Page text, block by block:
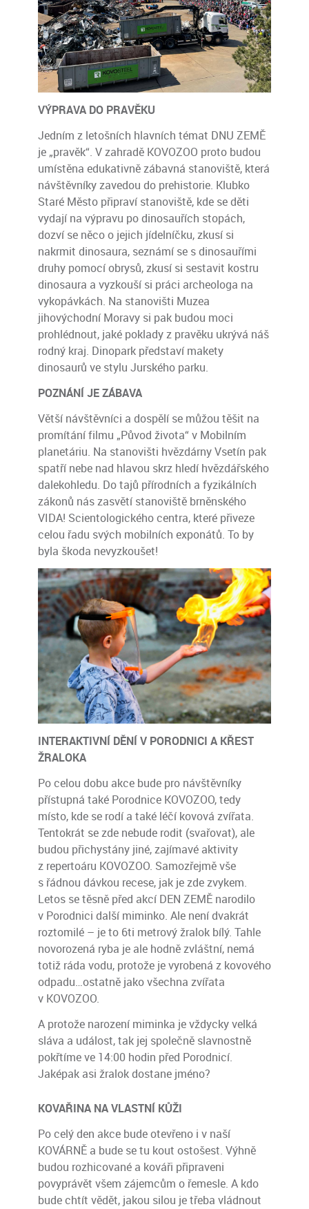
VÝPRAVA DO PRAVĚKU
Jedním z letošních hlavních témat DNU ZEMĚ
je „pravěk“. V zahradě KOVOZOO proto budou
umístěna edukativně zábavná stanoviště, která
návštěvníky zavedou do prehistorie. Klubko
Staré Město připraví stanoviště, kde se děti
vydají na výpravu po dinosauřích stopách,
dozví se něco o jejich jídelníčku, zkusí si
nakrmit dinosaura, seznámí se s dinosauřími
druhy pomocí obrysů, zkusí si sestavit kostru
dinosaura a vyzkouší si práci archeologa na
vykopávkách. Na stanovišti Muzea
jihovýchodní Moravy si pak budou moci
prohlédnout, jaké poklady z pravěku ukrývá náš
rodný kraj. Dinopark představí makety
dinosaurů ve stylu Jurského parku.
POZNÁNÍ JE ZÁBAVA
Větší návštěvníci a dospělí se můžou těšit na
promítání filmu „Původ života“ v Mobilním
planetáriu. Na stanovišti hvězdárny Vsetín pak
spatří nebe nad hlavou skrz hledí hvězdářského
dalekohledu. Do tajů přírodních a fyzikálních
zákonů nás zasvětí stanoviště brněnského
VIDA! Scientologického centra, které přiveze
celou řadu svých mobilních exponátů. To by
byla škoda nevyzkoušet!
INTERAKTIVNÍ DĚNÍ V PORODNICI A KŘEST
ŽRALOKA
Po celou dobu akce bude pro návštěvníky
přístupná také Porodnice KOVOZOO, tedy
místo, kde se rodí a také léčí kovová zvířata.
Tentokrát se zde nebude rodit (svařovat), ale
budou přichystány jiné, zajímavé aktivity
z repertoáru KOVOZOO. Samozřejmě vše
s řádnou dávkou recese, jak je zde zvykem.
Letos se těsně před akcí DEN ZEMĚ narodilo
v Porodnici další miminko. Ale není dvakrát
roztomilé – je to 6ti metrový žralok bílý. Tahle
novorozená ryba je ale hodně zvláštní, nemá
totiž ráda vodu, protože je vyrobená z kovového
odpadu…ostatně jako všechna zvířata
v KOVOZOO.
A protože narození miminka je vždycky velká
sláva a událost, tak jej společně slavnostně
pokřtíme ve 14:00 hodin před Porodnicí.
Jaképak asi žralok dostane jméno?
KOVAŘINA NA VLASTNÍ KŮŽI
Po celý den akce bude otevřeno i v naší
KOVÁRNĚ a bude se tu kout ostošest. Výhně
budou rozhicované a kováři připraveni
povyprávět všem zájemcům o řemesle. A kdo
bude chtít vědět, jakou silou je třeba vládnout